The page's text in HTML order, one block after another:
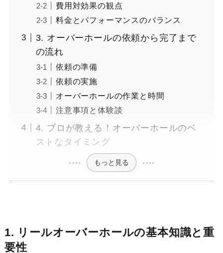
費用対効果の観点
料金とパフォーマンスのバランス
3. オーバーホールの依頼から完了まで
の流れ
依頼の準備
依頼の実施
オーバーホールの作業と時間
注意事項と体験談
4. プロが教える！オーバーホールのベ
ストなタイミング
もっと見る
1. リールオーバーホールの基本知識と重
要性